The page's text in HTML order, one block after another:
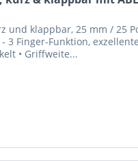
und klappbar, 25 mm / 25
3 Finger-Funktion,
• Griffweite...